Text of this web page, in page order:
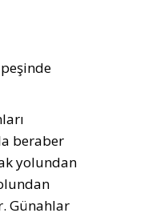
beraber
yolundan
Günahlar